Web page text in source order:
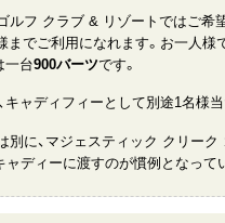
ルフ クラブ & リゾートではご希
までご利用になれます。お一人様
一台900バーツです。
、キャディフィーとして別途1名様
別に、マジェスティック クリー
ャディーに渡すのが慣例となって